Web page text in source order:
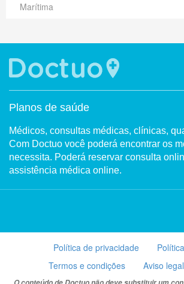
Marítima
Planos de saúde
Médicos, consultas médicas, clínicas,
Com Doctuo você poderá encontrar os
necessita. Poderá reservar consulta
assistência médica online.
Política de privacidade
Termos e condições
Aviso legal